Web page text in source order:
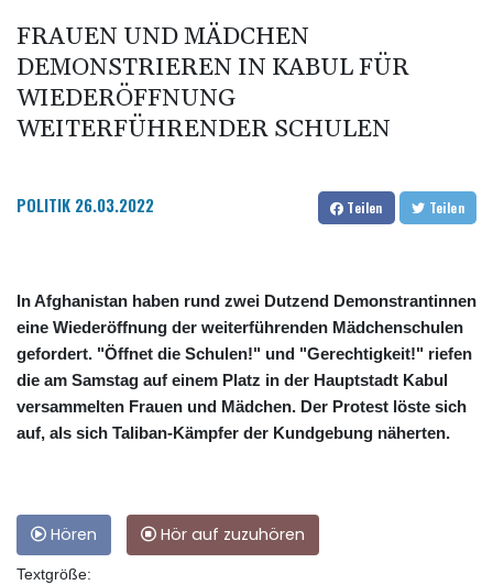
FRAUEN UND MÄDCHEN
DEMONSTRIEREN IN KABUL FÜR
WIEDERÖFFNUNG
WEITERFÜHRENDER SCHULEN
POLITIK 26.03.2022 Teilen Teilen
In Afghanistan haben rund zwei Dutzend Demonstrantinnen
eine Wiederöffnung der weiterführenden Mädchenschulen
gefordert. "Öffnet die Schulen!" und "Gerechtigkeit!" riefen
die am Samstag auf einem Platz in der Hauptstadt Kabul
versammelten Frauen und Mädchen. Der Protest löste sich
auf, als sich Taliban-Kämpfer der Kundgebung näherten.
Hören Hör auf zuzuhören
Textgröße: